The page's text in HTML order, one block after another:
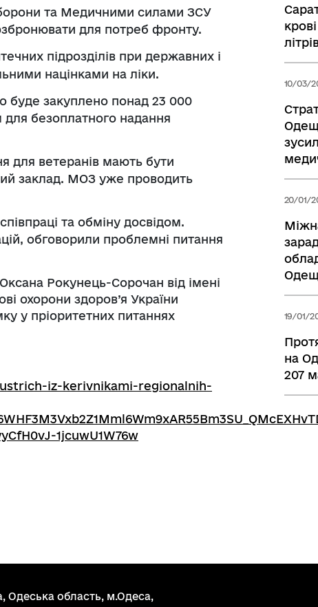
та Медичними силами ЗСУ
для потреб фронту.
підрозділів при державних і
націнками на ліки.
буде закуплено понад 23 000
для безоплатного надання
для ветеранів мають бути
заклад. МОЗ уже проводить
та обміну досвідом.
обговорили проблемні питання
Рокунець-Сорочан від імені
охорони здоров’я України
у пріоритетних питаннях
iz-kerivnikami-regionalnih-
1jcuwU1W76w
10/03/
20/01/
19/01/
на
207
Одеська область, м.Одеса,